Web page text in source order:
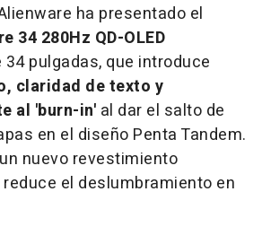
ha presentado el
34 280Hz QD-OLED
34 pulgadas, que introduce
claridad de texto y
al 'burn-in' al dar el salto de
en el diseño Penta Tandem.
nuevo revestimiento
el deslumbramiento en